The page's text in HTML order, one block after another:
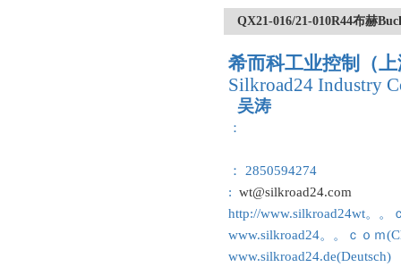
QX21-016/21-010R44布赫
希而科工业控制（
Silkroad24 Industry
吴涛
：
： 2850594274
: wt@silkroad24.com
http://www.silkroad24wt。。
www.silkroad24。。ｃｏｍ
www.silkroad24.de(Deutsch)